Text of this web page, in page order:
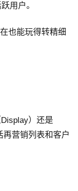
用户。
也能玩得转精细
）还是
再营销列表和客户